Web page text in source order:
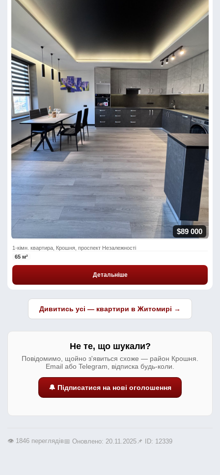
$89 000
1-кімн. квартира, Крошня, проспект Незалежності
65 м²
Детальніше
Дивитись усі — квартири в Житомирі →
Не те, що шукали?
Повідомимо, щойно з'явиться схоже — район Крошня.
Email або Telegram, відписка будь-коли.
🔔 Підписатися на нові оголошення
👁️ 1846 переглядів📅 Оновлено: 20.11.2025📌 ID: 12339